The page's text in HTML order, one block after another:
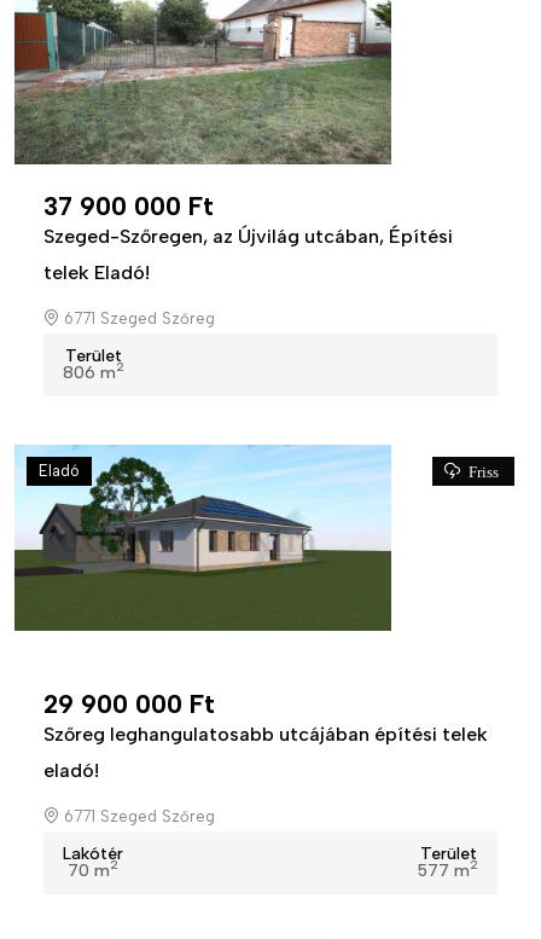
37 900 000 Ft
Szeged-Szőregen, az Újvilág utcában, Építési
telek Eladó!
6771 Szeged Szőreg
Terület
806 m2
Eladó Friss
29 900 000 Ft
Szőreg leghangulatosabb utcájában építési telek
eladó!
6771 Szeged Szőreg
Lakótér
70 m2
Terület
577 m2